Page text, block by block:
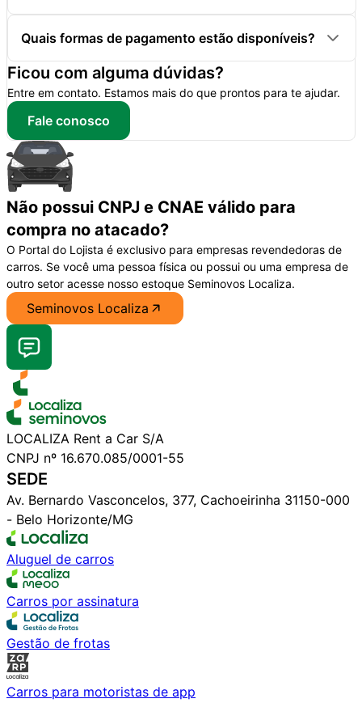
Quais formas de pagamento estão disponíveis?
Ficou com alguma dúvidas?
Entre em contato. Estamos mais do que prontos para te ajudar.
Fale conosco
Não possui CNPJ e CNAE válido para
compra no atacado?
O Portal do Lojista é exclusivo para empresas revendedoras de
carros. Se você uma pessoa física ou possui ou uma empresa de
outro setor acesse nosso estoque Seminovos Localiza.
Seminovos Localiza
LOCALIZA Rent a Car S/A
CNPJ nº 16.670.085/0001-55
SEDE
Av. Bernardo Vasconcelos, 377, Cachoeirinha 31150-000
- Belo Horizonte/MG
Aluguel de carros
Carros por assinatura
Gestão de frotas
Carros para motoristas de app